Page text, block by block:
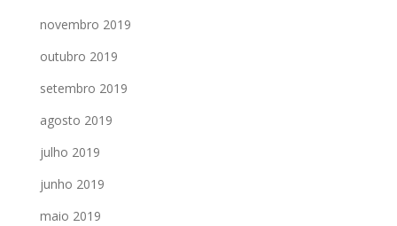
novembro 2019
outubro 2019
setembro 2019
agosto 2019
julho 2019
junho 2019
maio 2019